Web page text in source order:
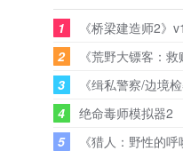
1
《桥梁建造师2》
2
《荒野大镖客：
3
《缉私警察/边境
4
绝命毒师模拟器2
5
《猎人：野性的